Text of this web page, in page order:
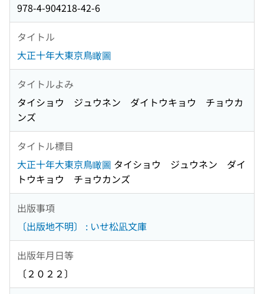
978-4-904218-42-6
タイトル
大正十年大東京鳥瞰圖
タイトルよみ
タイショウ ジュウネン ダイトウキョウ チョウカ
ンズ
タイトル標目
大正十年大東京鳥瞰圖 タイショウ ジュウネン ダイ
トウキョウ チョウカンズ
出版事項
〔出版地不明〕 : いせ松凪文庫
出版年月日等
〔２０２２〕